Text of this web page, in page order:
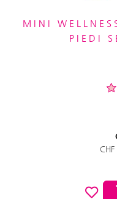
MINI
PIEDI